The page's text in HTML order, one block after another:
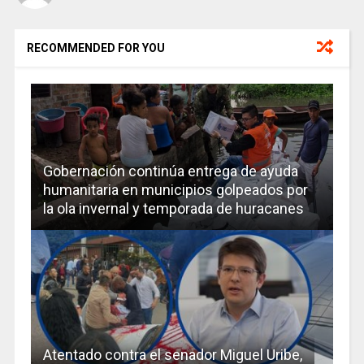
RECOMMENDED FOR YOU
Gobernación continúa entrega de ayuda
humanitaria en municipios golpeados por
la ola invernal y temporada de huracanes
Atentado contra el senador Miguel Uribe,